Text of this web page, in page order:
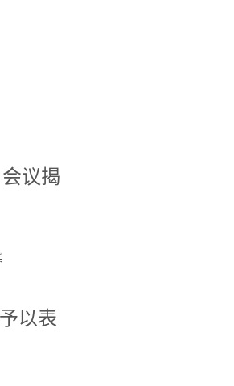
议揭
以表